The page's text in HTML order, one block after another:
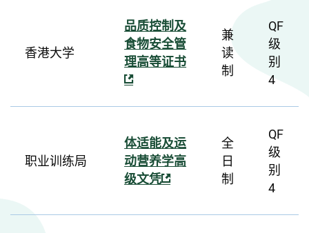
香港大学
品质控制及
食物安全管
理高等证书
兼
读
制
QF
级
别
4
职业训练局
体适能及运
动营养学高
级文凭
全
日
制
QF
级
别
4